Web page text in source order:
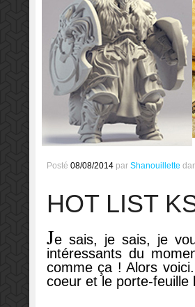
Posté 08/08/2014 par Shanouillette
HOT LIST
Je sais, je sais, je
intéressants du
comme ça ! Alors
coeur et le porte-feuille